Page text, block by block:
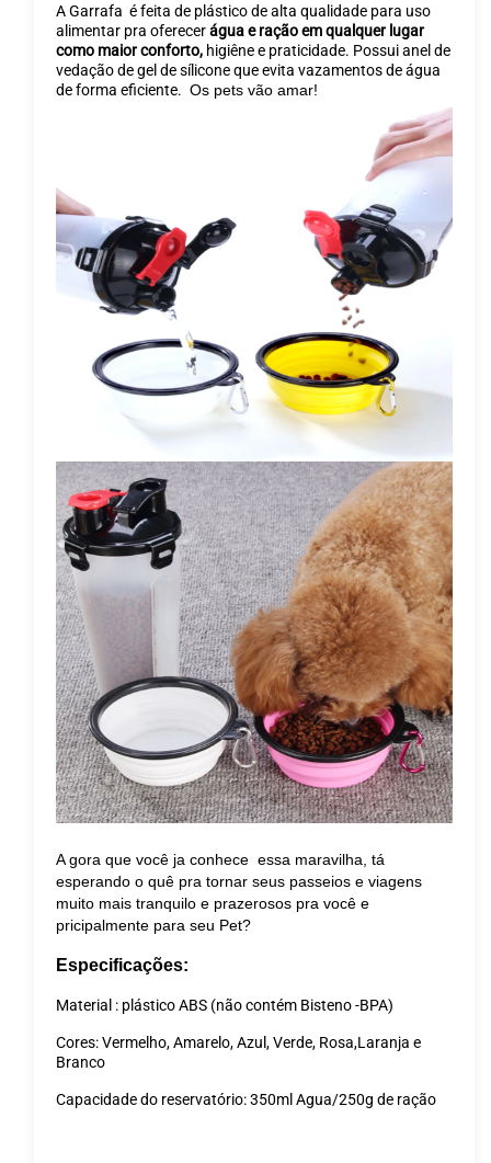
A Garrafa é feita de plástico de alta qualidade para uso
alimentar pra oferecerágua e ração em qualquer lugar
como maior conforto, higiêne e praticidade. Possui anel de
vedação de gel de sílicone que evita vazamentos de água
de forma eficiente. Os pets vão amar!
A gora que você ja conhece essa maravilha, tá
esperando o quê pra tornar seus passeios e viagens
muito mais tranquilo e prazerosos pra você e
pricipalmente para seu Pet?
Especificações:
Material : plástico ABS (não contém Bisteno -BPA)
Cores: Vermelho, Amarelo, Azul, Verde, Rosa,Laranja e
Branco
Capacidade do reservatório: 350ml Agua/250g de ração